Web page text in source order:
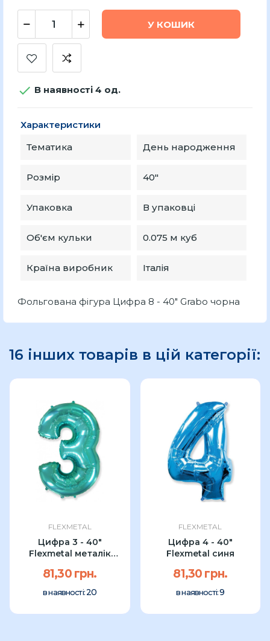
У КОШИК
 В наявності 4 од.
Характеристики
Тематика
День народження
Розмір 40"
Упаковка В упаковці
Об'єм кульки 0.075 м куб
Країна виробник Італія
Фольгована фігура Цифра 8 - 40" Grabo чорна
16 інших товарів в цій категорії:
FLEXMETAL
Цифра 3 - 40"
Flexmetal металік
81,30 грн.
в наявності:20
FLEXMETAL
Цифра 4 - 40"
Flexmetal синя
81,30 грн.
в наявності:9